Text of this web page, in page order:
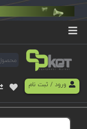
ورود/ ثبت نام